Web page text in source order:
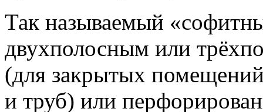
Так называемый
двухполосным или
(для закрытых
и труб) или